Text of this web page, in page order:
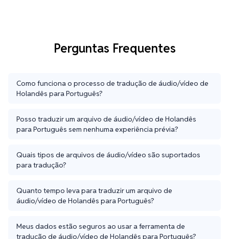
Perguntas Frequentes
Como funciona o processo de tradução de áudio/vídeo de
Holandês para Português?
Posso traduzir um arquivo de áudio/vídeo de Holandês
para Português sem nenhuma experiência prévia?
Quais tipos de arquivos de áudio/vídeo são suportados
para tradução?
Quanto tempo leva para traduzir um arquivo de
áudio/vídeo de Holandês para Português?
Meus dados estão seguros ao usar a ferramenta de
tradução de áudio/vídeo de Holandês para Português?